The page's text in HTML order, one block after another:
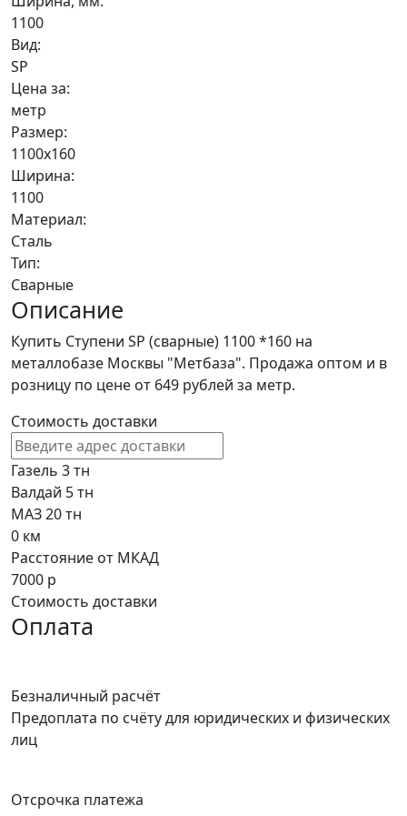
1100
Вид:
SP
Цена за:
метр
Размер:
1100х160
Ширина:
1100
Материал:
Сталь
Тип:
Сварные
Описание
Купить Ступени SP (сварные) 1100 *160 на
металлобазе Москвы "Метбаза". Продажа оптом и в
розницу по цене от 649 рублей за метр.
Стоимость доставки
Газель 3 тн
Валдай 5 тн
МАЗ 20 тн
0 км
Расстояние от МКАД
7000 р
Стоимость доставки
Оплата
Безналичный расчёт
Предоплата по счёту для юридических и физических
лиц
Отсрочка платежа